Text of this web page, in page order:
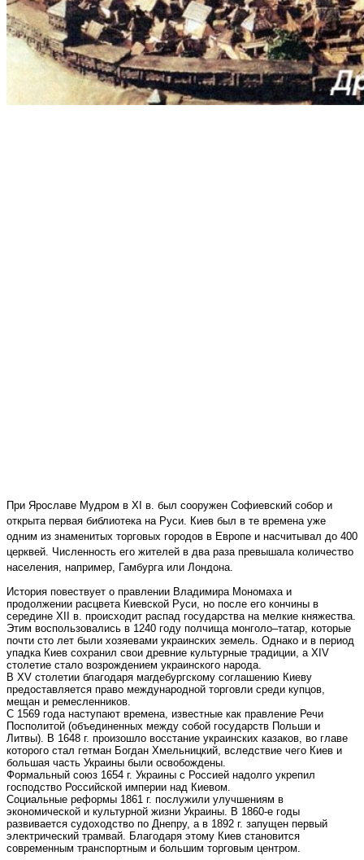
При Ярославе Мудром в XI в. был сооружен Софиевский собор и
открыта первая библиотека на Руси. Киев был в те времена уже
одним из знаменитых торговых городов в Европе и насчитывал до 400
церквей. Численность его жителей в два раза превышала количество
населения, например, Гамбурга или Лондона.
История повествует о правлении Владимира Мономаха и
продолжении расцвета Киевской Руси, но после его кончины в
середине XII в. происходит распад государства на мелкие княжества.
Этим воспользовались в 1240 году полчища монголо–татар, которые
почти сто лет были хозяевами украинских земель. Однако и в период
упадка Киев сохранил свои древние культурные традиции, а XIV
столетие стало возрождением украинского народа.
В XV столетии благодаря магдебургскому соглашению Киеву
предоставляется право международной торговли среди купцов,
мещан и ремесленников.
С 1569 года наступают времена, известные как правление Речи
Посполитой (объединенных между собой государств Польши и
Литвы). В 1648 г. произошло восстание украинских казаков, во главе
которого стал гетман Богдан Хмельницкий, вследствие чего Киев и
большая часть Украины были освобождены.
Формальный союз 1654 г. Украины с Россией надолго укрепил
господство Российской империи над Киевом.
Социальные реформы 1861 г. послужили улучшениям в
экономической и культурной жизни Украины. В 1860-е годы
развивается судоходство по Днепру, а в 1892 г. запущен первый
электрический трамвай. Благодаря этому Киев становится
современным транспортным и большим торговым центром.